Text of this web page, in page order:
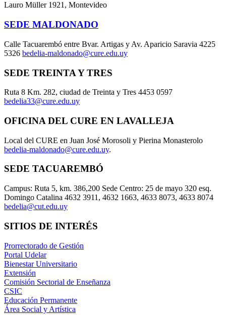
Lauro Müller 1921, Montevideo
SEDE MALDONADO
Calle Tacuarembó entre Bvar. Artigas y Av. Aparicio Saravia 4225
5326 bedelia-maldonado@cure.edu.uy
SEDE TREINTA Y TRES
Ruta 8 Km. 282, ciudad de Treinta y Tres 4453 0597
bedelia33@cure.edu.uy
OFICINA DEL CURE EN LAVALLEJA
Local del CURE en Juan José Morosoli y Pierina Monasterolo
bedelia-maldonado@cure.edu.uy.
SEDE TACUAREMBÓ
Campus: Ruta 5, km. 386,200 Sede Centro: 25 de mayo 320 esq.
Domingo Catalina 4632 3911, 4632 1663, 4633 8073, 4633 8074
bedelia@cut.edu.uy
SITIOS DE INTERÉS
Prorrectorado de Gestión
Portal Udelar
Bienestar Universitario
Extensión
Comisión Sectorial de Enseñanza
CSIC
Educación Permanente
Área Social y Artística